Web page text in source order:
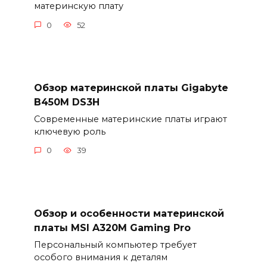
материнскую плату
0 52
Обзор материнской платы Gigabyte
B450M DS3H
Современные материнские платы играют
ключевую роль
0 39
Обзор и особенности материнской
платы MSI A320M Gaming Pro
Персональный компьютер требует
особого внимания к деталям